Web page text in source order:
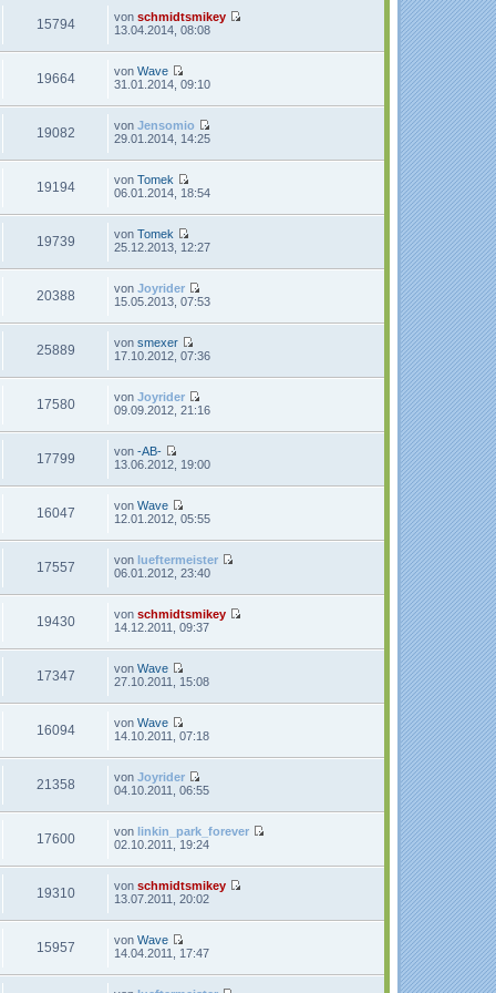
r
a
g
i
g
e
i
g
15794 von schmidtsmikey
u
e
i
g
13.04.2014, 08:08
19664 von Wave
N
u
e
s
e
r
B
e
i
t
r
a
g
31.01.2014, 09:10
19082 von Jensomio
u
e
i
g
29.01.2014, 14:25
19194 von Tomek
N
u
s
e
r
B
e
i
t
r
a
g
06.01.2014, 18:54
19739 von Tomek
N
u
e
s
e
r
B
e
i
t
r
a
g
25.12.2013, 12:27
20388 von Joyrider
N
u
s
e
B
e
i
r
a
g
15.05.2013, 07:53
25889 von smexer
N
u
e
s
e
B
e
i
r
a
g
17.10.2012, 07:36
17580 von Joyrider
N
u
s
e
B
e
i
r
a
g
09.09.2012, 21:16
17799 von -AB-
N
u
e
s
e
r
B
e
i
t
r
a
g
13.06.2012, 19:00
16047 von Wave
N
u
e
s
e
r
B
e
i
r
a
g
12.01.2012, 05:55
17557 von lueftermeister
u
e
e
i
g
06.01.2012, 23:40
19430 von schmidtsmikey
u
e
i
g
14.12.2011, 09:37
17347 von Wave
N
u
s
e
r
B
e
i
r
a
g
27.10.2011, 15:08
16094 von Wave
N
u
e
s
e
r
B
e
i
r
a
g
14.10.2011, 07:18
21358 von Joyrider
N
u
e
s
e
r
B
e
i
r
a
g
04.10.2011, 06:55
17600 von linkin_park_forever
u
e
i
02.10.2011, 19:24
19310 von schmidtsmikey
u
e
13.07.2011, 20:02
15957 von Wave
N
u
e
14.04.2011, 17:47